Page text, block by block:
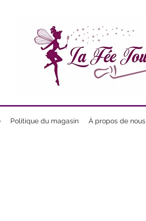
Politique du magasin À propos de nous